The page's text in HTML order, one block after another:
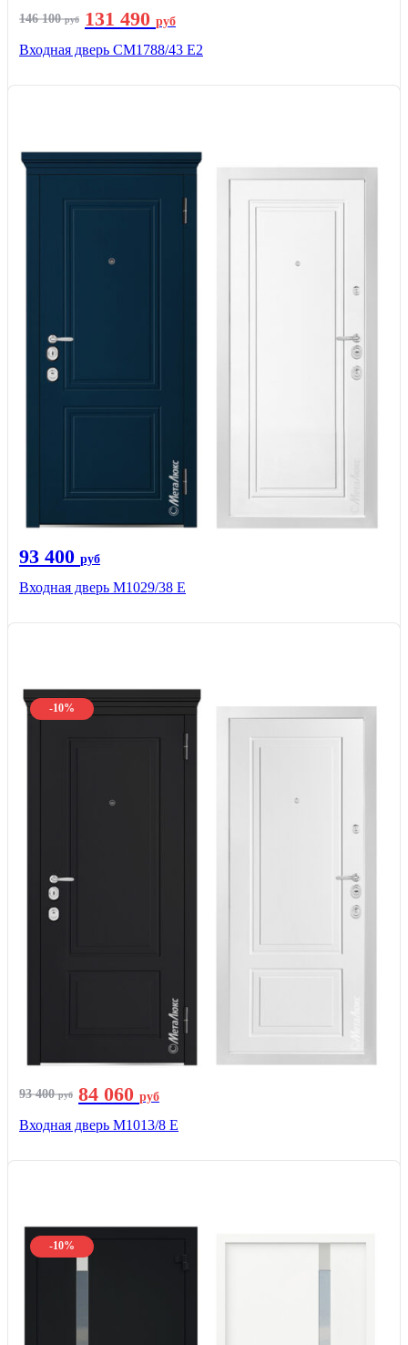
146 100руб 131 490 руб
Входная дверь СМ1788/43 E2
93 400 руб
Входная дверь М1029/38 E
-10%
93 400руб 84 060 руб
Входная дверь М1013/8 E
-10%